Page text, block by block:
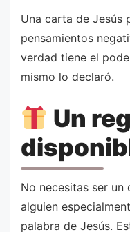
Una carta de Jesús
pensamientos
verdad tiene el
mismo lo declaró.
Un
No necesitas ser
alguien
palabra de Jesús.